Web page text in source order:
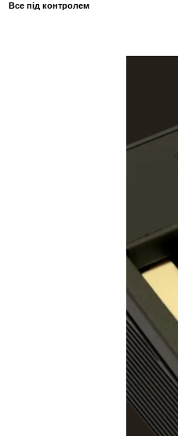
Все під контролем